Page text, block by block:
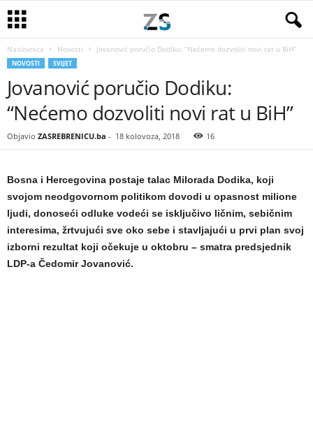
Naslovnica Novosti Jovanović poručio Dodiku: “Nećemo dozvoliti novi rat u BiH”
NOVOSTI SVIJET
Jovanović poručio Dodiku:
“Nećemo dozvoliti novi rat u BiH”
Objavio ZASREBRENICU.ba - 18 kolovoza, 2018 16
Bosna i Hercegovina postaje talac Milorada Dodika, koji
svojom neodgovornom politikom dovodi u opasnost milione
ljudi, donoseći odluke vodeći se isključivo ličnim, sebičnim
interesima, žrtvujući sve oko sebe i stavljajući u prvi plan svoj
izborni rezultat koji očekuje u oktobru – smatra predsjednik
LDP-a Čedomir Jovanović.